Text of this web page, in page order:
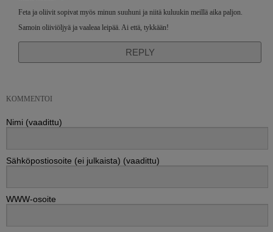
Feta ja oliivit sopivat myös minun suuhuni ja niitä kuluukin meillä aika paljon.
Samoin oliiviöljyä ja vaaleaa leipää. Ai että, tykkään!
REPLY
KOMMENTOI
Nimi (vaadittu)
Sähköpostiosoite (ei julkaista) (vaadittu)
WWW-osoite